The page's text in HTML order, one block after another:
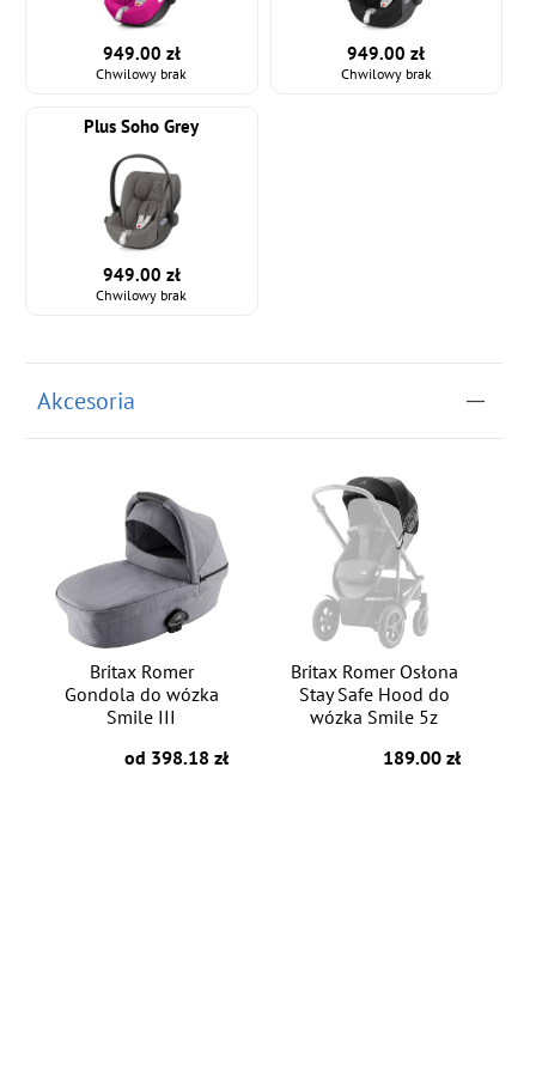
949.00 zł
Chwilowy brak
949.00 zł
Chwilowy brak
Plus Soho Grey
949.00 zł
Chwilowy brak
Akcesoria
Britax Romer
Gondola do wózka
Smile III
od 398.18 zł
Britax Romer Osłona
Stay Safe Hood do
wózka Smile 5z
189.00 zł